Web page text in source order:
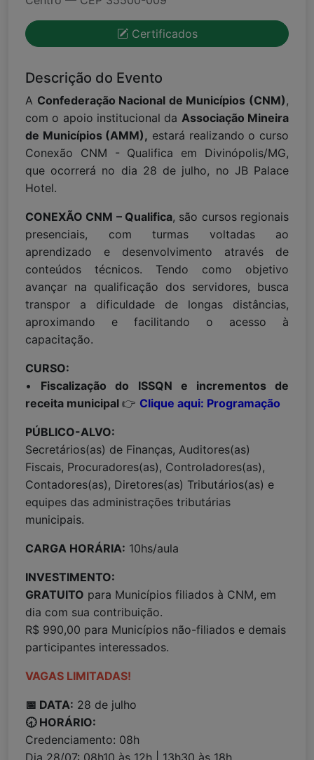
Certificados
Descrição do Evento
A Confederação Nacional de Municípios (CNM) ,
com o apoio institucional da Associação Mineira
de Municípios (AMM), estará realizando o curso
Conexão CNM - Qualifica em Divinópolis/MG,
que ocorrerá no dia 28 de julho, no JB Palace
Hotel.
CONEXÃO CNM – Qualifica, são cursos regionais
presenciais, com turmas voltadas ao
aprendizado e desenvolvimento através de
conteúdos técnicos. Tendo como objetivo
avançar na qualificação dos servidores, busca
transpor a dificuldade de longas distâncias,
aproximando e facilitando o acesso à
capacitação.
CURSO:
• Fiscalização do ISSQN e incrementos de
receita municipal 👉 Clique aqui: Programação
PÚBLICO-ALVO:
Secretários(as) de Finanças, Auditores(as)
Fiscais, Procuradores(as), Controladores(as),
Contadores(as), Diretores(as) Tributários(as) e
equipes das administrações tributárias
municipais.
CARGA HORÁRIA: 10hs/aula
INVESTIMENTO:
GRATUITO para Municípios filiados à CNM, em
dia com sua contribuição.
R$ 990,00 para Municípios não-filiados e demais
participantes interessados.
VAGAS LIMITADAS!
📅 DATA: 28 de julho
🕣 HORÁRIO:
Credenciamento: 08h
Dia 28/07: 08h10 às 12h | 13h30 às 18h